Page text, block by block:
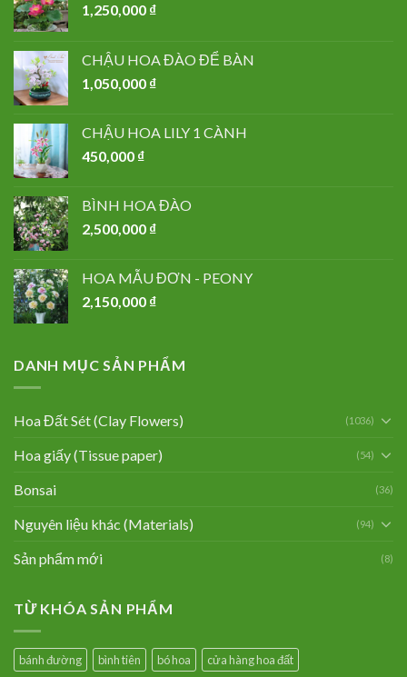
1,250,000 ₫
CHẬU HOA ĐÀO ĐỂ BÀN
1,050,000 ₫
CHẬU HOA LILY 1 CÀNH
450,000 ₫
BÌNH HOA ĐÀO
2,500,000 ₫
HOA MẪU ĐƠN - PEONY
2,150,000 ₫
DANH MỤC SẢN PHẨM
Hoa Đất Sét (Clay Flowers) (1036)
Hoa giấy (Tissue paper) (54)
Bonsai (36)
Nguyên liệu khác (Materials) (94)
Sản phẩm mới (8)
TỪ KHÓA SẢN PHẨM
bánh đường bình tiên bó hoa cửa hàng hoa đất